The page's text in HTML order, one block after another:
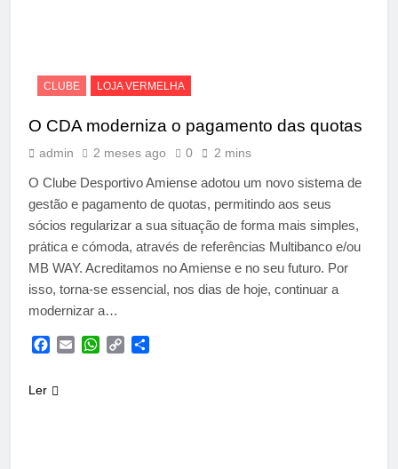
CLUBE LOJA VERMELHA
O CDA moderniza o pagamento das quotas
admin 2 meses ago 0 2 mins
O Clube Desportivo Amiense adotou um novo sistema de
gestão e pagamento de quotas, permitindo aos seus
sócios regularizar a sua situação de forma mais simples,
prática e cómoda, através de referências Multibanco e/ou
MB WAY. Acreditamos no Amiense e no seu futuro. Por
isso, torna-se essencial, nos dias de hoje, continuar a
modernizar a…
Facebook
EmailWhatsApp
Copy
Ler